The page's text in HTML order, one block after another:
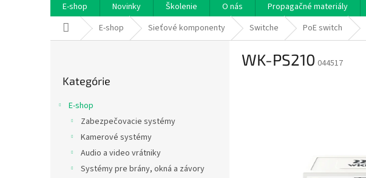
E-shop Novinky Školenie O nás Propagačné materiály
DomovE-shop Sieťové komponenty Switche PoE switch
kategórie
Kategórie
E-shop
Zabezpečovacie systémy
Kamerové systémy
Audio a video vrátniky
Systémy pre brány, okná a závory
WK-PS210 044517